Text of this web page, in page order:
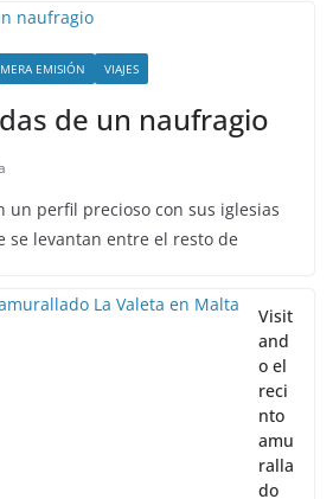
EMISIÓN VIAJES
de un naufragio
un perfil precioso con sus iglesias
se levantan entre el resto de
Visit
and
o el
reci
nto
amu
ralla
do